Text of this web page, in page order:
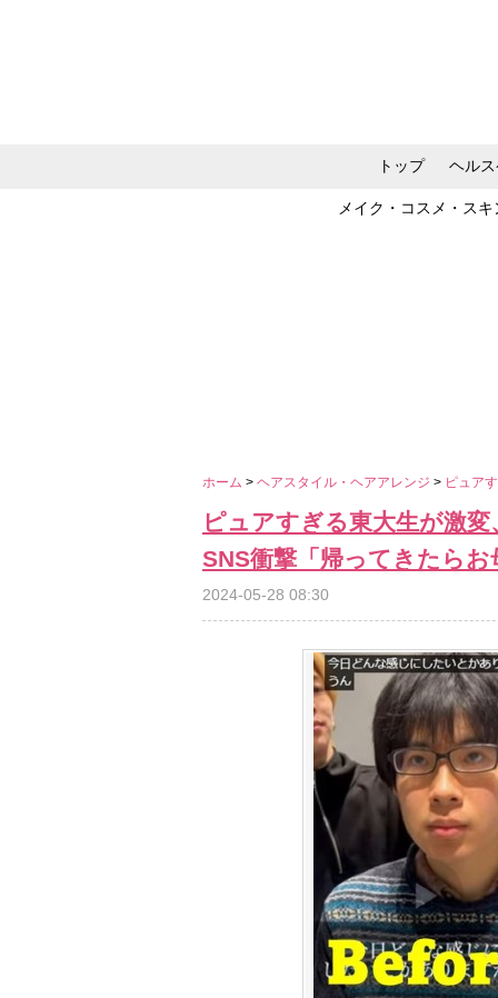
トップ ヘル
メイク・コスメ・ス
ホーム > ヘアスタイル・ヘアアレンジ > ピュア
ピュアすぎる東大生が激
SNS衝撃「帰ってきたら
2024-05-28 08:30